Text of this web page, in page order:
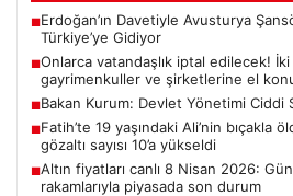
■Erdoğan’ın Davetiyle Avusturya
Türkiye’ye Gidiyor
■Onlarca vatandaşlık iptal edilecek! İki
gayrimenkuller ve şirketlerine el
■Bakan Kurum: Devlet Yönetimi Ciddi
■Fatih’te 19 yaşındaki Ali’nin bıçakla
gözaltı sayısı 10’a yükseldi
■Altın fiyatları canlı 8 Nisan 2026:
rakamlarıyla piyasada son durum